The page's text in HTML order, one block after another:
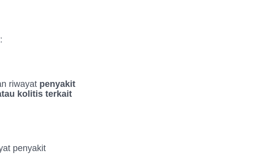
riwayat penyakit
kolitis terkait
penyakit